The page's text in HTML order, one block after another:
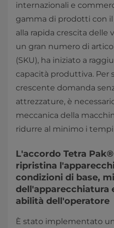
internazionali e
gamma di prodotti con il
alla rapida crescita delle
un gran numero di
(SKU), ha iniziato a
capacità produttiva. Per
crescente domanda
attrezzature, è
meccanica della
ridurre al minimo i
L'accordo Tetra
ripristina
condizioni di base,
dell'apparecchiatura
abilità dell'operatore
È stato implementato